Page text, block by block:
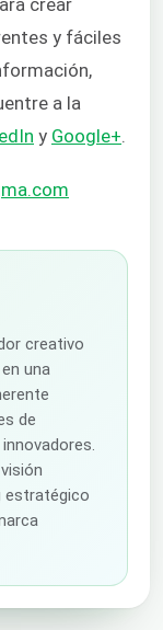
crear
y fáciles
a la
y Google+.
creativo
una
de
estratégico